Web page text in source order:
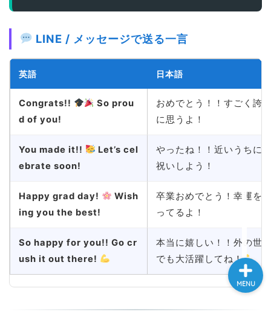
LINE / メッセージで送る一言
英語 日本語
Congrats!!
So prou
d of you!
おめでとう！！すごく誇
に思うよ！
You made it!!
Let’s cel
ebrate soon!
やったね！！近いうちに
祝いしよう！
Happy grad day!
Wish
ing you the best!
卒業おめでとう！幸運を
ってるよ！
So happy for you!! Go cr
ush it out there!
本当に嬉しい！！外の世
でも大活躍してね！
MENU
“シン”・英会話スピード表
大学入試英語対策講座
英語名言・格言・カッコい
い英語＆素敵な英文フレー
過去記事
CONTACT